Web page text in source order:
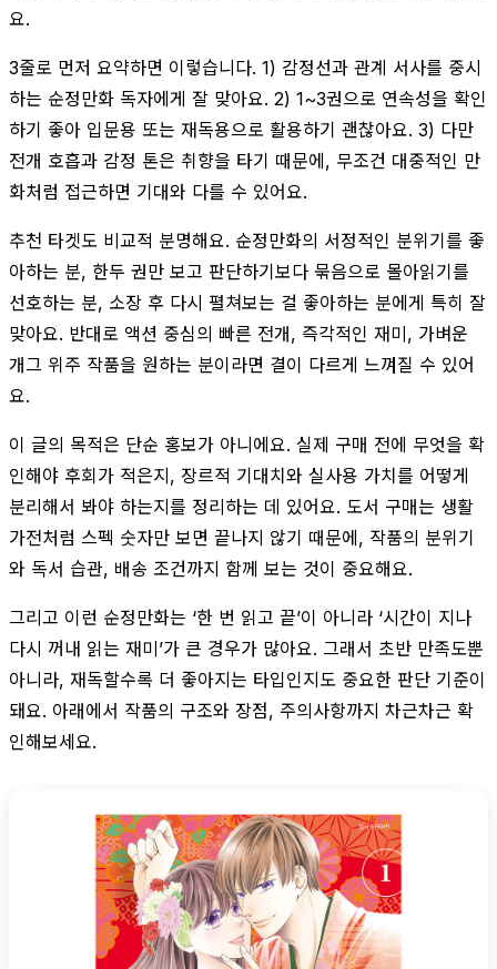
요.
3줄로 먼저 요약하면 이렇습니다. 1) 감정선과 관계 서사를 중시
하는 순정만화 독자에게 잘 맞아요. 2) 1~3권으로 연속성을 확인
하기 좋아 입문용 또는 재독용으로 활용하기 괜찮아요. 3) 다만
전개 호흡과 감정 톤은 취향을 타기 때문에, 무조건 대중적인 만
화처럼 접근하면 기대와 다를 수 있어요.
추천 타겟도 비교적 분명해요. 순정만화의 서정적인 분위기를 좋
아하는 분, 한두 권만 보고 판단하기보다 묶음으로 몰아읽기를
선호하는 분, 소장 후 다시 펼쳐보는 걸 좋아하는 분에게 특히 잘
맞아요. 반대로 액션 중심의 빠른 전개, 즉각적인 재미, 가벼운
개그 위주 작품을 원하는 분이라면 결이 다르게 느껴질 수 있어
요.
이 글의 목적은 단순 홍보가 아니에요. 실제 구매 전에 무엇을 확
인해야 후회가 적은지, 장르적 기대치와 실사용 가치를 어떻게
분리해서 봐야 하는지를 정리하는 데 있어요. 도서 구매는 생활
가전처럼 스펙 숫자만 보면 끝나지 않기 때문에, 작품의 분위기
와 독서 습관, 배송 조건까지 함께 보는 것이 중요해요.
그리고 이런 순정만화는 ‘한 번 읽고 끝’이 아니라 ‘시간이 지나
다시 꺼내 읽는 재미’가 큰 경우가 많아요. 그래서 초반 만족도뿐
아니라, 재독할수록 더 좋아지는 타입인지도 중요한 판단 기준이
돼요. 아래에서 작품의 구조와 장점, 주의사항까지 차근차근 확
인해보세요.